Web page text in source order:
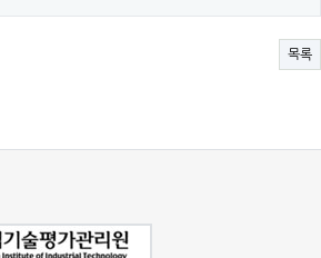
목록